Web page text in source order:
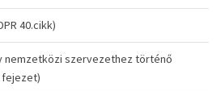
40.cikk)
nemzetközi szervezethez történő
fejezet)